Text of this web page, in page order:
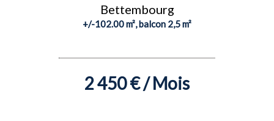
Bettembourg
+/-102.00 m², balcon 2,5 m²
2 450 € / Mois